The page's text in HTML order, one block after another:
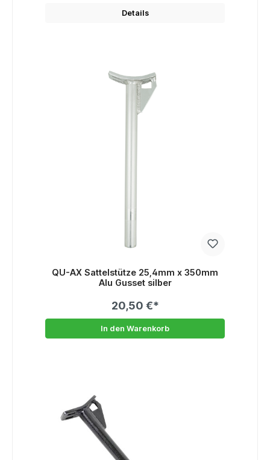
Details
QU-AX Sattelstütze 25,4mm x 350mm
Alu Gusset silber
20,50 €*
In den Warenkorb